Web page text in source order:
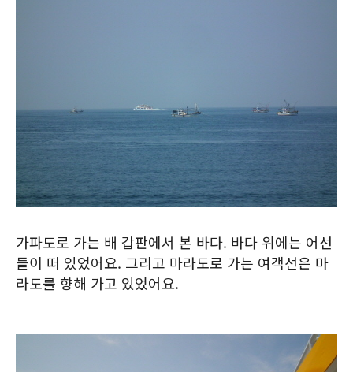
가파도로 가는 배 갑판에서 본 바다. 바다 위에는 어선
들이 떠 있었어요. 그리고 마라도로 가는 여객선은 마
라도를 향해 가고 있었어요.